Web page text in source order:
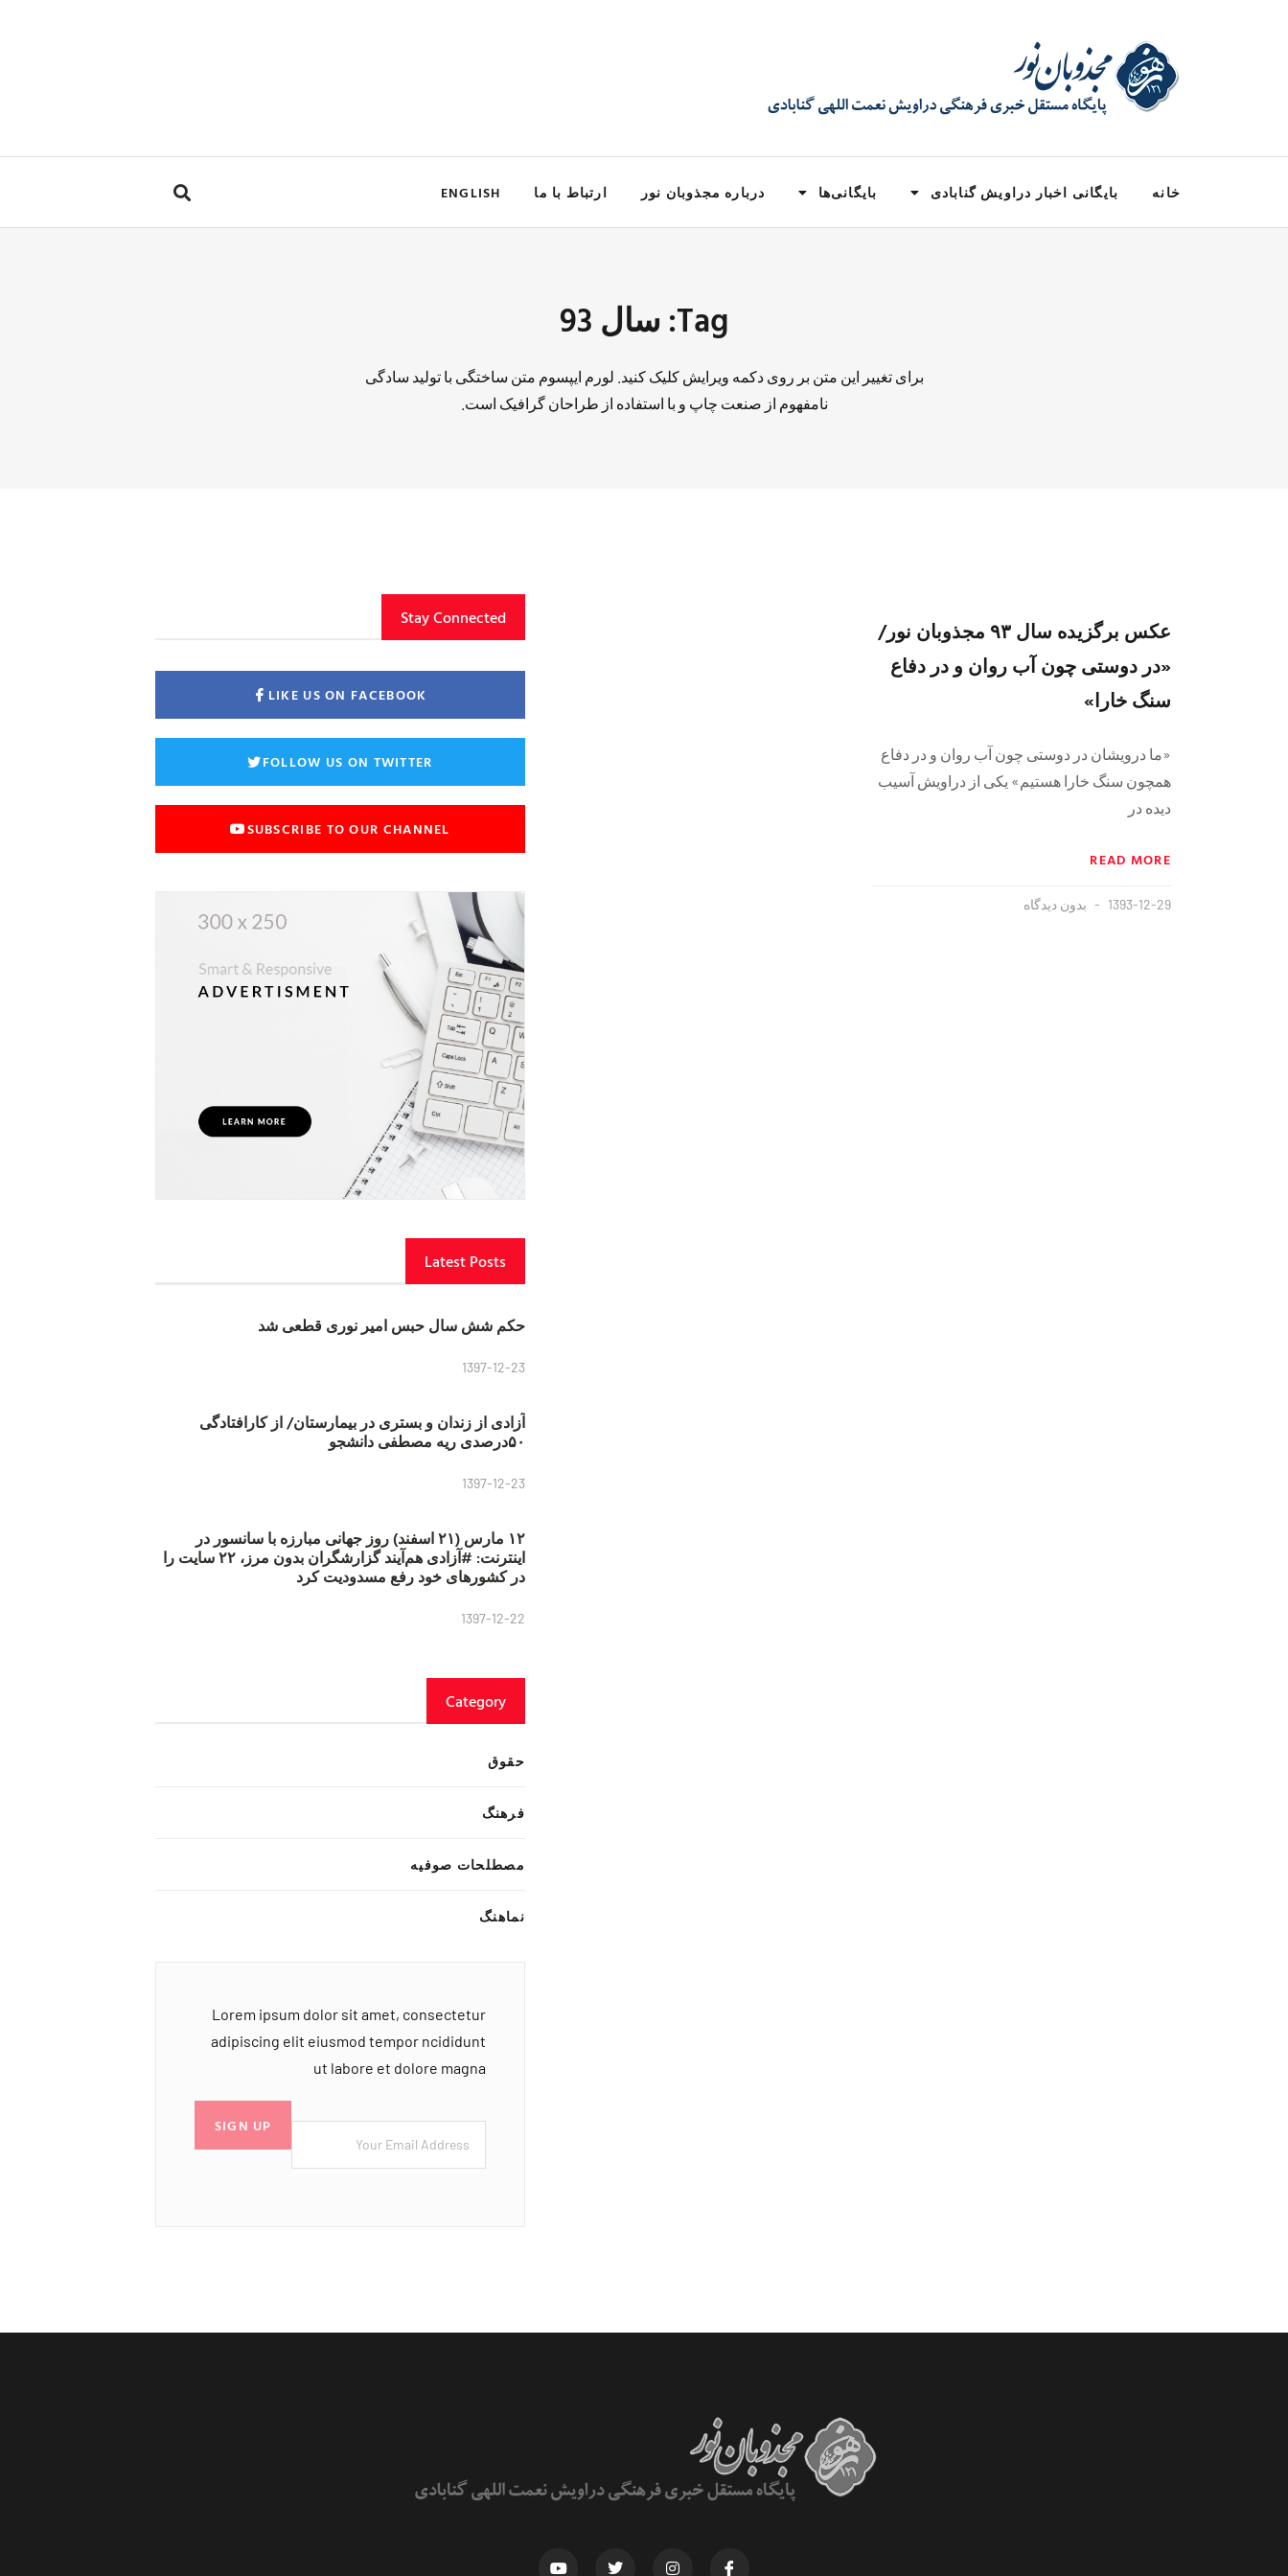
خانه بایگانی اخبار دراویش گنابادی بایگانی‌ها درباره مجذوبان نور ارتباط با ما ENGLISH
Tag: سال 93
برای تغییر این متن بر روی دکمه ویرایش کلیک کنید. لورم ایپسوم متن ساختگی با تولید سادگی
نامفهوم از صنعت چاپ و با استفاده از طراحان گرافیک است.
عکس برگزیده سال ۹۳ مجذوبان نور/
«در دوستی چون آب روان و در دفاع
سنگ خارا»
«ما درویشان در دوستی چون آب روان و در دفاع
همچون سنگ خارا هستیم» یکى از دراویش آسیب
دیده در
READ MORE
1393-12-29 بدون دیدگاه
Stay Connected
LIKE US ON FACEBOOK
FOLLOW US ON TWITTER
SUBSCRIBE TO OUR CHANNEL
Latest Posts
حکم شش سال حبس امیر نوری قطعی شد
1397-12-23
آزادی از زندان و بستری در بیمارستان/ از کارافتادگی
۵۰درصدی ریه مصطفی دانشجو
1397-12-23
۱۲ مارس (۲۱ اسفند) روز جهانی مبارزه با سانسور در
اینترنت: #آزادی هم‌آیند گزارشگران‌ بدون مرز، ۲۲ سایت را
در کشورهای خود رفع مسدودیت کرد
1397-12-22
Category
حقوق
فرهنگ
مصطلحات صوفیه
نماهنگ
Lorem ipsum dolor sit amet, consectetur
adipiscing elit eiusmod tempor ncididunt
ut labore et dolore magna
SIGN UP